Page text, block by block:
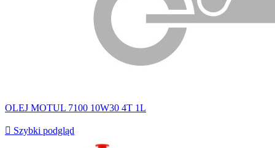
OLEJ MOTUL 7100 10W30 4T 1L
 Szybki podgląd